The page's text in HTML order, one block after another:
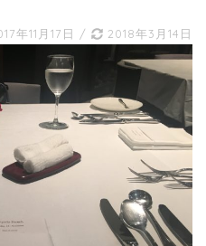
年11月17日 / 2018年3月14日